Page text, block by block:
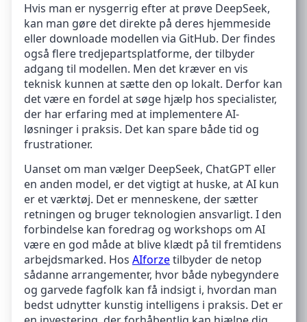
Hvis man er nysgerrig efter at prøve DeepSeek,
kan man gøre det direkte på deres hjemmeside
eller downloade modellen via GitHub. Der findes
også flere tredjepartsplatforme, der tilbyder
adgang til modellen. Men det kræver en vis
teknisk kunnen at sætte den op lokalt. Derfor kan
det være en fordel at søge hjælp hos specialister,
der har erfaring med at implementere AI-
løsninger i praksis. Det kan spare både tid og
frustrationer.
Uanset om man vælger DeepSeek, ChatGPT eller
en anden model, er det vigtigt at huske, at AI kun
er et værktøj. Det er menneskene, der sætter
retningen og bruger teknologien ansvarligt. I den
forbindelse kan foredrag og workshops om AI
være en god måde at blive klædt på til fremtidens
arbejdsmarked. Hos AIforzetilbyder de netop
sådanne arrangementer, hvor både nybegyndere
og garvede fagfolk kan få indsigt i, hvordan man
bedst udnytter kunstig intelligens i praksis. Det er